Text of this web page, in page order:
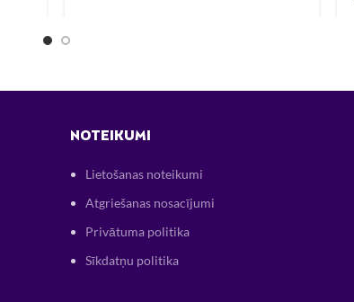
NOTEIKUMI
Lietošanas noteikumi
Atgriešanas nosacījumi
Privātuma politika
Sīkdatņu politika